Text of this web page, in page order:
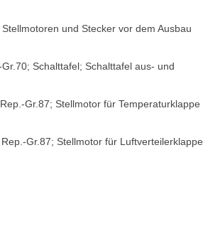
und Stecker vor dem Ausbau
Schalttafel; Schalttafel aus- und
Gr.87; Stellmotor für Temperaturklappe
Gr.87; Stellmotor für Luftverteilerklappe